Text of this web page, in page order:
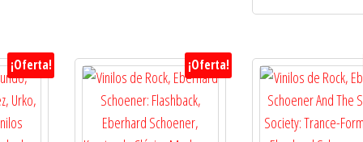
¡Oferta! ¡Oferta!